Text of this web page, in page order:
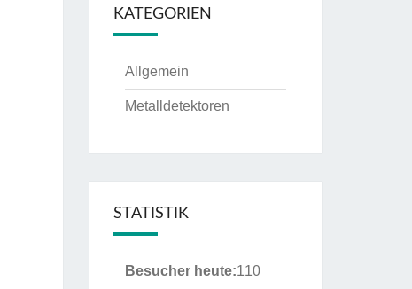
KATEGORIEN
Allgemein
Metalldetektoren
STATISTIK
Besucher heute:110